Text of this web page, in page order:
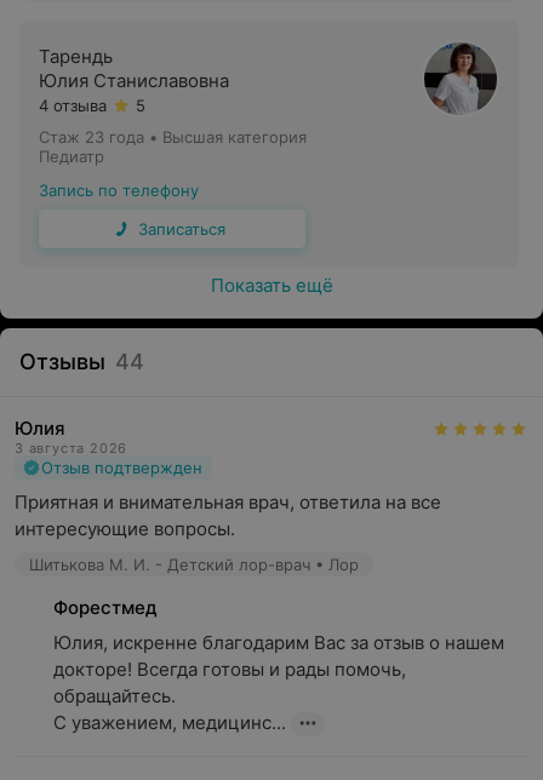
Тарендь
Юлия Станиславовна
4 отзыва
5
Стаж 23 года • Высшая категория
Педиатр
Запись по телефону
Записаться
Показать ещё
Отзывы 44
Юлия
3 августа 2026
Отзыв подтвержден
Приятная и внимательная врач, ответила на все
интересующие вопросы.
Шитькова М. И. - Детский лор-врач • Лор
Форестмед
Юлия, искренне благодарим Вас за отзыв о нашем
докторе! Всегда готовы и рады помочь,
обращайтесь.
С уважением, медицинс...